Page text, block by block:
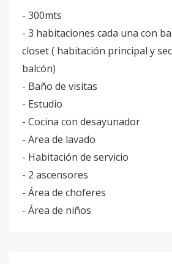
- 300mts
- 3 habitaciones cada una con
closet ( habitación principal y
balcón)
- Baño de visitas
- Estudio
- Cocina con desayunador
- Area de lavado
- Habitación de servicio
- 2 ascensores
- Área de choferes
- Área de niños